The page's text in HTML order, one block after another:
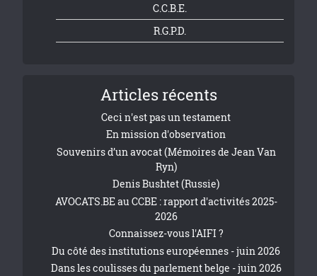
C.C.B.E.
R.G.P.D.
Articles récents
Ceci n'est pas un testament
En mission d'observation
Souvenirs d’un avocat (Mémoires de Jean Van
Ryn)
Denis Bushtet (Russie)
AVOCATS.BE au CCBE : rapport d'activités 2025-
2026
Connaissez-vous l'AIFI ?
Du côté des institutions européennes - juin 2026
Dans les coulisses du parlement belge - juin 2026